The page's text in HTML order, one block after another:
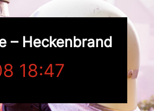
– Heckenbrand
18:47